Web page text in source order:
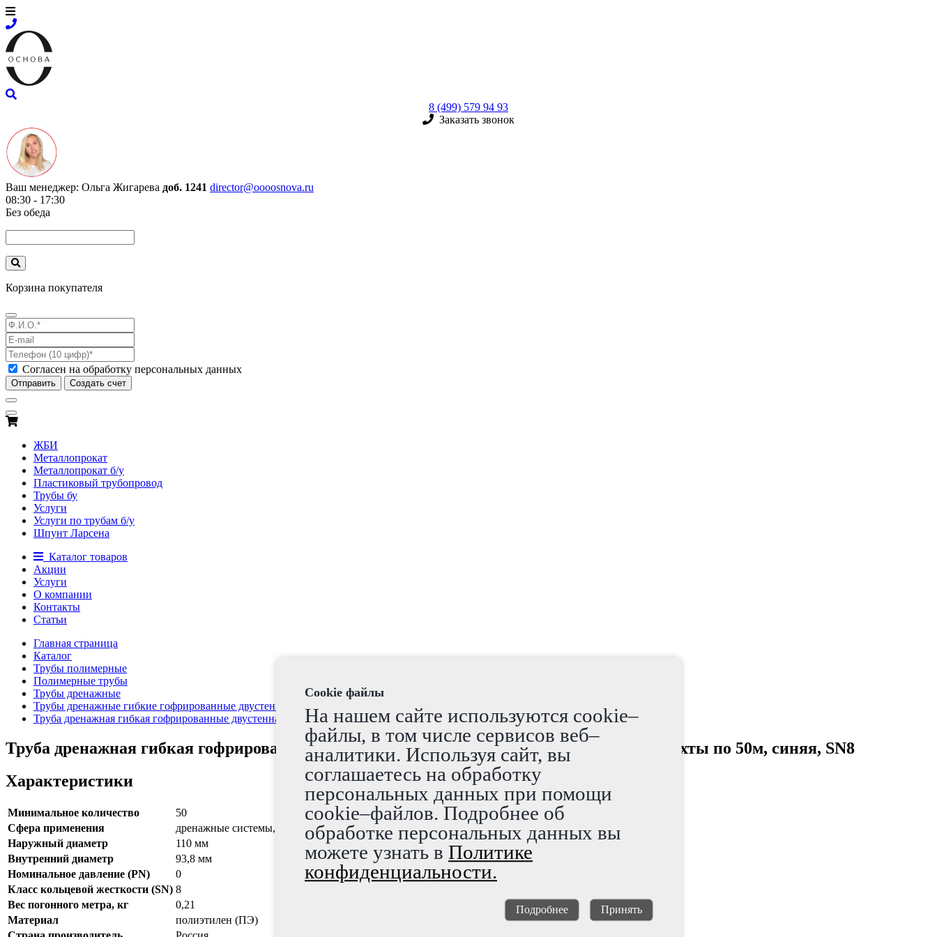
8 (499) 579 94 93
Заказать звонок
Ваш менеджер: Ольга Жигарева доб. 1241 director@oooosnova.ru
08:30 - 17:30
Без обеда
Корзина покупателя
Согласен на обработку персональных данных
Отправить Создать счет
ЖБИ
Металлопрокат
Металлопрокат б/у
Пластиковый трубопровод
Трубы бу
Услуги
Услуги по трубам б/у
Шпунт Ларсена
Каталог товаров
Акции
Услуги
О компании
Контакты
Статьи
Главная страница
Каталог
Трубы полимерные
Полимерные трубы
Трубы дренажные
Трубы дренажные гибкие гофрированные двустенные в фильтре ПНД/ПВД
Труба дренажная гибкая гофрированные двустенная в фильтре ПНД/ПВД, OD110мм, Бухты по 50м, синяя, SN8
Труба дренажная гибкая гофрированные двустенная в фильтре ПНД/ПВД, OD110мм, Бухты по 50м, синяя, SN8
Характеристики
Минимальное количество
50
Сфера применения
дренажные системы, осушение и водопонижение земель
Наружный диаметр
110 мм
Внутренний диаметр
93,8 мм
Номинальное давление (PN)
0
Класс кольцевой жесткости (SN) 8
Вес погонного метра, кг
0,21
Материал
полиэтилен (ПЭ)
Cookie файлы
На нашем сайте используются cookie–
файлы, в том числе сервисов веб–
аналитики. Используя сайт, вы
соглашаетесь на обработку
персональных данных при помощи
cookie–файлов. Подробнее об
обработке персональных данных вы
можете узнать в Политике
конфиденциальности.
Подробнее Принять